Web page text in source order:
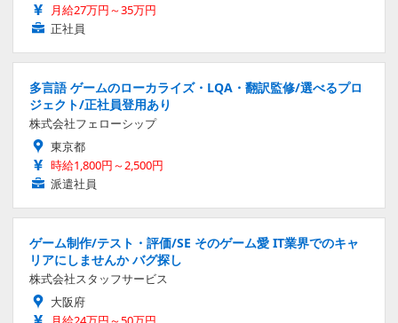
月給27万円～35万円
正社員
多言語 ゲームのローカライズ・LQA・翻訳監修/選べるプロ
ジェクト/正社員登用あり
株式会社フェローシップ
東京都
時給1,800円～2,500円
派遣社員
ゲーム制作/テスト・評価/SE そのゲーム愛 IT業界でのキャ
リアにしませんか バグ探し
株式会社スタッフサービス
大阪府